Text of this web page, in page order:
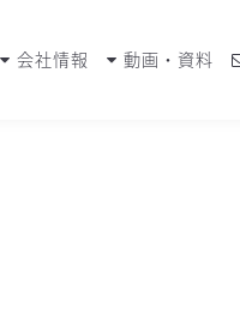
会社情報 動画・資料